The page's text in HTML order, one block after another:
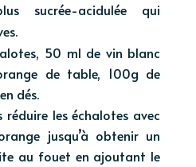
sucrée-acidulée qui
50 ml de vin blanc
de table, 100g de
dés.
réduire les échalotes avec
jusqu’à obtenir un
au fouet en ajoutant le